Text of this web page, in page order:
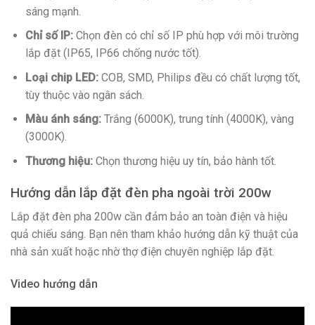
sáng mạnh.
Chỉ số IP:Chọn đèn có chỉ số IP phù hợp với môi trường
lắp đặt (IP65, IP66 chống nước tốt).
Loại chip LED:COB, SMD, Philips đều có chất lượng tốt,
tùy thuộc vào ngân sách.
Màu ánh sáng:Trắng (6000K), trung tính (4000K), vàng
(3000K).
Thương hiệu:Chọn thương hiệu uy tín, bảo hành tốt.
Hướng dẫn lắp đặt đèn pha ngoài trời 200w
Lắp đặt đèn pha 200w cần đảm bảo an toàn điện và hiệu
quả chiếu sáng. Bạn nên tham khảo hướng dẫn kỹ thuật của
nhà sản xuất hoặc nhờ thợ điện chuyên nghiệp lắp đặt.
Video hướng dẫn